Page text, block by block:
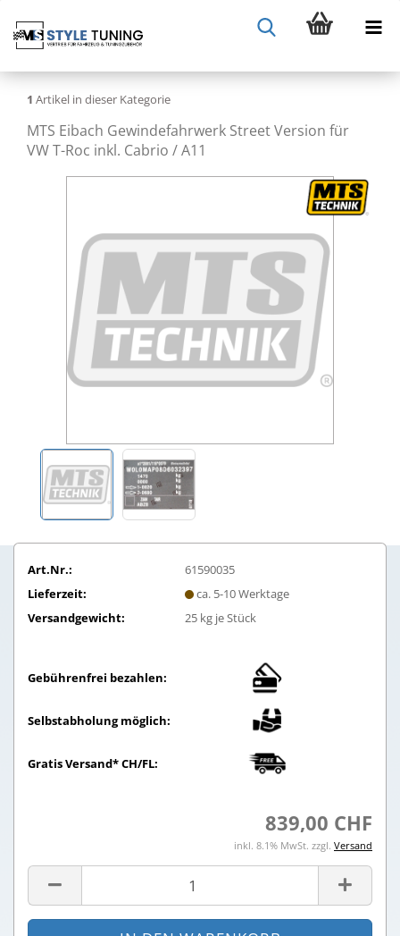
1 Artikel in dieser Kategorie
MTS Eibach Gewindefahrwerk Street Version für
VW T-Roc inkl. Cabrio / A11
Art.Nr.:
61590035
Lieferzeit:
ca. 5-10 Werktage
Versandgewicht:
25kg je Stück
Gebührenfrei bezahlen:
Selbstabholung möglich:
Gratis Versand* CH/FL:
839,00 CHF
inkl. 8.1% MwSt. zzgl. Versand